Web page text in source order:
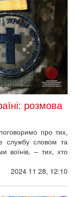
розмова
про тих,
службу словом та
воїнів, – тих, хто
2024 11 28, 12:10